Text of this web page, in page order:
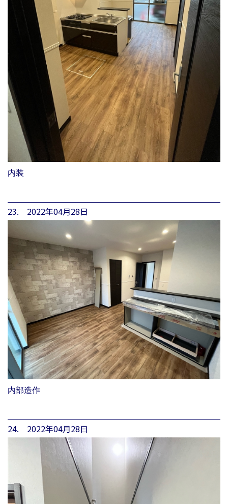
内装
23. 2022年04月28日
内部造作
24. 2022年04月28日